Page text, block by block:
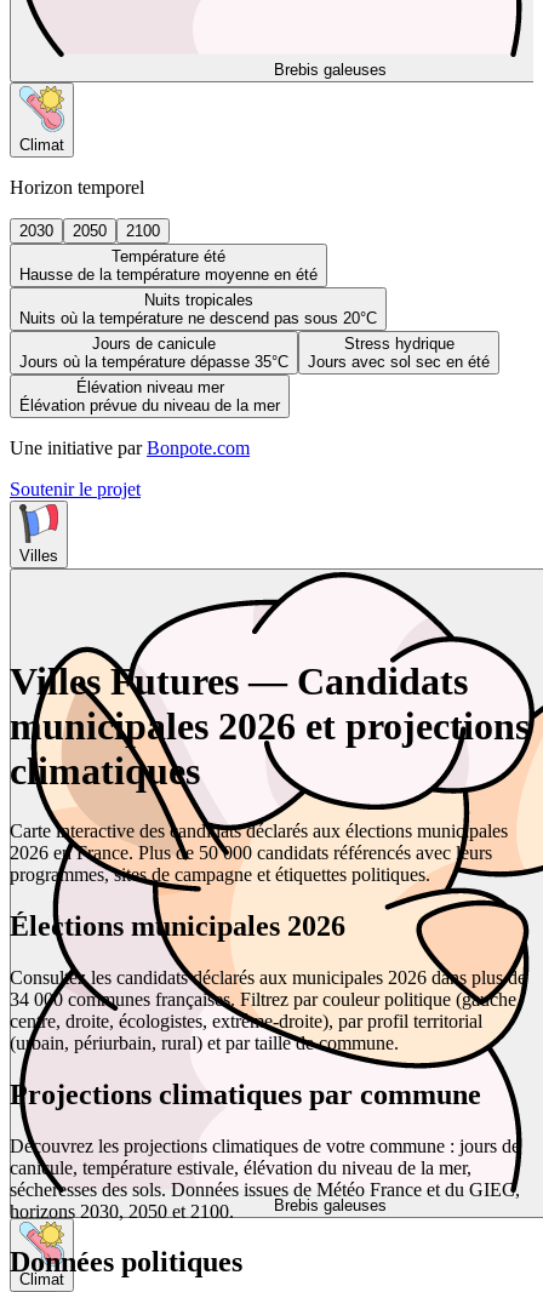
Brebis galeuses
Climat
Horizon temporel
2030 2050
2100
Température été
Hausse de la température moyenne en été
Nuits tropicales
Nuits où la température ne descend pas sous 20°C
Jours de canicule
Jours où la température dépasse 35°C
Stress hydrique
Jours avec sol sec en été
Élévation niveau mer
Élévation prévue du niveau de la mer
Une initiative par Bonpote.com
Soutenir le projet
Villes
Brebis galeuses
Climat
Villes Futures — Candidats
municipales 2026 et projections
climatiques
Carte interactive des candidats déclarés aux élections municipales
2026 en France. Plus de 50 000 candidats référencés avec leurs
programmes, sites de campagne et étiquettes politiques.
Élections municipales 2026
Consultez les candidats déclarés aux municipales 2026 dans plus de
34 000 communes françaises. Filtrez par couleur politique (gauche,
centre, droite, écologistes, extrême-droite), par profil territorial
(urbain, périurbain, rural) et par taille de commune.
Projections climatiques par commune
Découvrez les projections climatiques de votre commune : jours de
canicule, température estivale, élévation du niveau de la mer,
sécheresses des sols. Données issues de Météo France et du GIEC,
horizons 2030, 2050 et 2100.
Données politiques